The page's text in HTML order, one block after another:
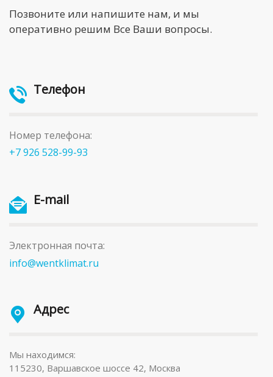
Позвоните или напишите нам, и мы
оперативно решим Все Ваши вопросы.
Телефон
Номер телефона:
+7 926 528-99-93
E-mail
Электронная почта:
info@wentklimat.ru
Адрес
Мы находимся:
115230, Варшавское шоссе 42, Москва